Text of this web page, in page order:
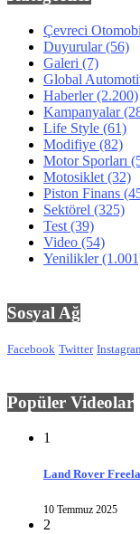
Çevreci
Duyurular(56)
Galeri (7)
Global
Haberler(2.200)
Kampanyalar
Life Style (61)
Modifiye (82)
Motor Sporları
Motosiklet (32)
Piston Finans
Sektörel (325)
Test (39)
Video (54)
Yenilikler
Sosyal Ağ
Facebook Twitter
Popüler Videolar
1
Land Rover
10 Temmuz 2025
2